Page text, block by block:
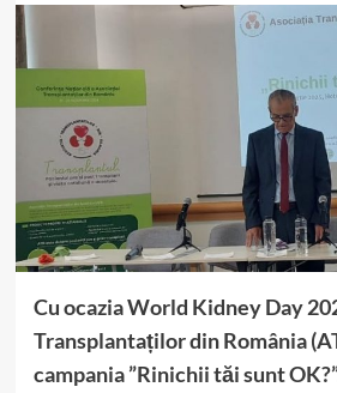
Cu ocazia World Kidney Day
Transplantaților din România
campania ”Rinichii tăi sunt